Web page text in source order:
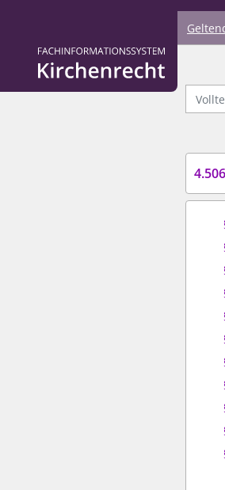
Logo Fachinformationssystem